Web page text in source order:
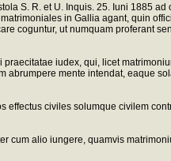
S. R. et U. Inquis. 25. Iuni 1885
in Gallia agant, quin
coguntur, ut numquam proferant
iudex, qui, licet
mente intendat, eaque
civiles solumque civilem
alio iungere, quamvis